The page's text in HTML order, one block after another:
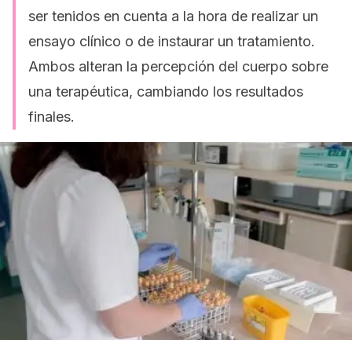
ser tenidos en cuenta a la hora de realizar un
ensayo clínico o de instaurar un tratamiento.
Ambos alteran la percepción del cuerpo sobre
una terapéutica, cambiando los resultados
finales.